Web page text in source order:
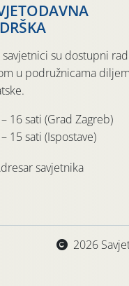
savjetnici su dostupni
u podružnicama diljem
16 sati (Grad Zagreb)
15 sati (Ispostave)
savjetnika
2026